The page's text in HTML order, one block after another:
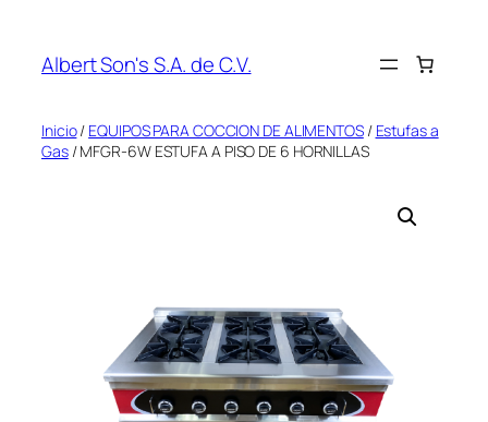
contenido
Albert Son's S.A. de C.V.
Inicio/ EQUIPOS PARA COCCION DE ALIMENTOS/ Estufas a
Gas/ MFGR-6W ESTUFA A PISO DE 6 HORNILLAS